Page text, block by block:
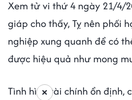
Xem tử vi thứ 4 ngày 21/4/
giáp cho thấy, Tỵ nên phối
nghiệp xung quanh để có
được hiệu quả như mong
Tình hình tài chính ổn định,
×